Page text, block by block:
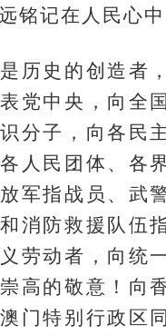
铭记在人民心中
史的创造者，
党中央，向全
分子，向各民
人民团体、各
军指战员、武
消防救援队伍
劳动者，向统
高的敬意！向
门特别行政区